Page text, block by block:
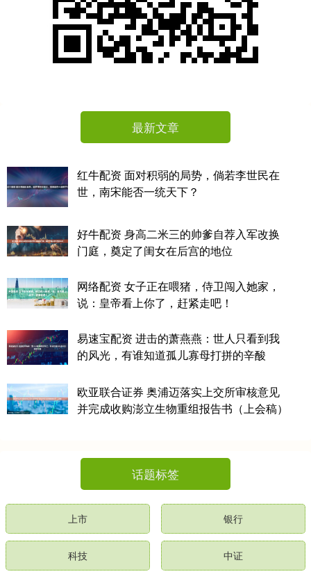
最新文章
红牛配资 面对积弱的局势，倘若李世民在
世，南宋能否一统天下？
好牛配资 身高二米三的帅爹自荐入军改换
门庭，奠定了闺女在后宫的地位
网络配资 女子正在喂猪，侍卫闯入她家，
说：皇帝看上你了，赶紧走吧！
易速宝配资 进击的萧燕燕：世人只看到我
的风光，有谁知道孤儿寡母打拼的辛酸
欧亚联合证券 奥浦迈落实上交所审核意见
并完成收购澎立生物重组报告书（上会稿）
话题标签
上市 银行
科技 中证